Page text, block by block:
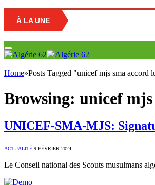
À LA UNE
Home»Posts Tagged "unicef mjs sma accord
Browsing: unicef
UNICEF-SMA-MJS:
ACTUALITÉ 9 FÉVRIER 2024
Le Conseil national des Scouts musulmans